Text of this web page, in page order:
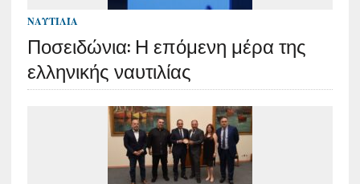
ΝΑΥΤΙΛΊΑ
Ποσειδώνια: Η επόμενη μέρα της
ελληνικής ναυτιλίας